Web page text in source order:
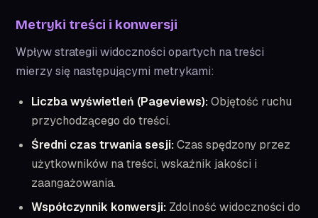
Metryki treści i konwersji
Wpływ strategii widoczności opartych na treści
mierzy się następującymi metrykami:
Liczba wyświetleń (Pageviews):Objętość ruchu
przychodzącego do treści.
Średni czas trwania sesji:Czas spędzony przez
użytkowników na treści, wskaźnik jakości i
zaangażowania.
Współczynnik konwersji: Zdolność widoczności do